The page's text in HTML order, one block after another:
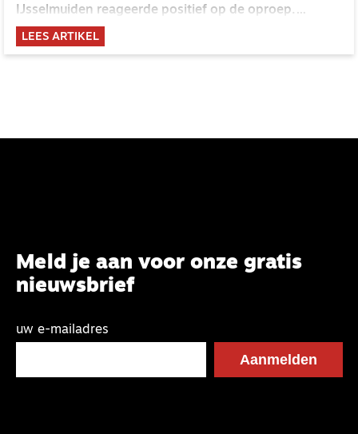
IJsselmuiden reageerde positief op de oproep.
'Natuurlijk willen we meewerken.'
LEES ARTIKEL
Meld je aan voor onze gratis
nieuwsbrief
uw e-mailadres